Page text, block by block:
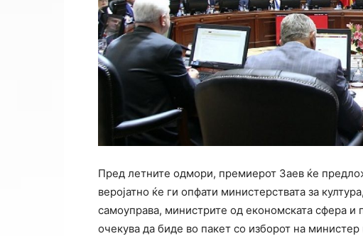
Пред летните одмори, премиерот Заев ќе
веројатно ќе ги опфати министерствата за
самоуправа, министрите од економската сфера
очекува да биде во пакет со изборот на